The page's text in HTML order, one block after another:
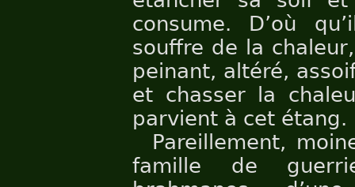
consume. D’où
souffre de la
peinant, altéré,
et chasser la
parvient à cet étang.
Pareillement,
famille de